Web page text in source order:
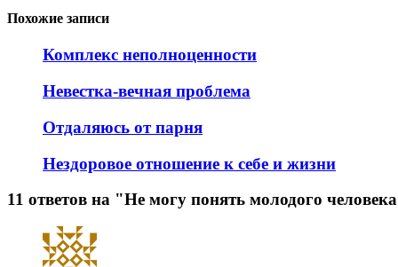
Похожие записи
Комплекс неполноценности
Невестка-вечная проблема
Отдаляюсь от парня
Нездоровое отношение к себе и жизни
11 ответов на "Не могу понять молодого